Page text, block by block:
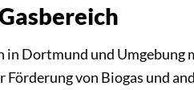
Dortmund und Umgebung
von Biogas und